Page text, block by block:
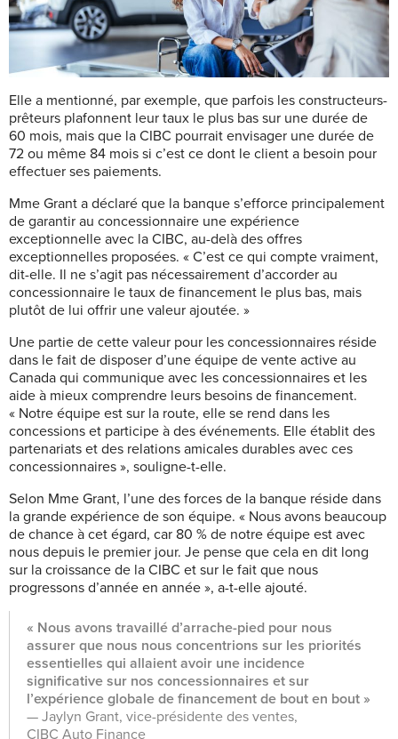
Elle a mentionné, par exemple, que parfois les constructeurs-
prêteurs plafonnent leur taux le plus bas sur une durée de
60 mois, mais que la CIBC pourrait envisager une durée de
72 ou même 84 mois si c’est ce dont le client a besoin pour
effectuer ses paiements.
Mme Grant a déclaré que la banque s’efforce principalement
de garantir au concessionnaire une expérience
exceptionnelle avec la CIBC, au-delà des offres
exceptionnelles proposées. « C’est ce qui compte vraiment,
dit-elle. Il ne s’agit pas nécessairement d’accorder au
concessionnaire le taux de financement le plus bas, mais
plutôt de lui offrir une valeur ajoutée. »
Une partie de cette valeur pour les concessionnaires réside
dans le fait de disposer d’une équipe de vente active au
Canada qui communique avec les concessionnaires et les
aide à mieux comprendre leurs besoins de financement.
« Notre équipe est sur la route, elle se rend dans les
concessions et participe à des événements. Elle établit des
partenariats et des relations amicales durables avec ces
concessionnaires », souligne-t-elle.
Selon Mme Grant, l’une des forces de la banque réside dans
la grande expérience de son équipe. « Nous avons beaucoup
de chance à cet égard, car 80 % de notre équipe est avec
nous depuis le premier jour. Je pense que cela en dit long
sur la croissance de la CIBC et sur le fait que nous
progressons d’année en année », a-t-elle ajouté.
« Nous avons travaillé d’arrache-pied pour nous
assurer que nous nous concentrions sur les priorités
essentielles qui allaient avoir une incidence
significative sur nos concessionnaires et sur
l’expérience globale de financement de bout en bout »
— Jaylyn Grant, vice-présidente des ventes,
CIBC Auto Finance